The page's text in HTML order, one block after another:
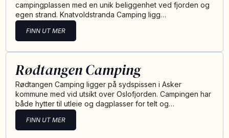
campingplassen med en unik beliggenhet ved fjorden og
egen strand. Knatvoldstranda Camping ligg…
FINN UT MER
Rødtangen Camping
Rødtangen Camping ligger på sydspissen i Asker
kommune med vid utsikt over Oslofjorden. Campingen har
både hytter til utleie og dagplasser for telt og…
FINN UT MER